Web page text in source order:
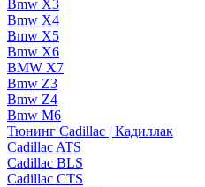
Bmw X3
Bmw X4
Bmw X5
Bmw X6
BMW X7
Bmw Z3
Bmw Z4
Bmw М6
Тюнинг Cadillac | Кадиллак
Cadillac ATS
Cadillac BLS
Cadillac CTS